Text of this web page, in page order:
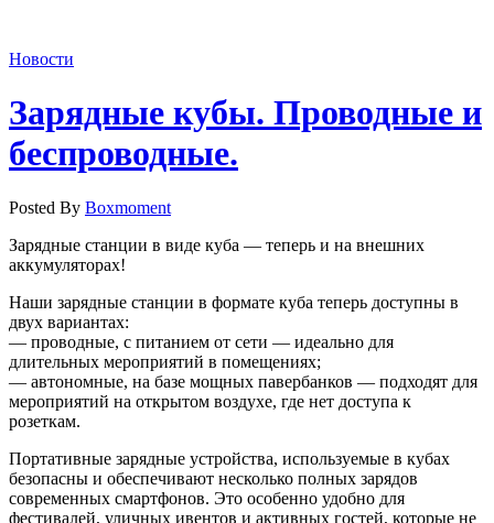
Новости
Зарядные кубы. Проводные и
беспроводные.
Posted By Boxmoment
Зарядные станции в виде куба — теперь и на внешних
аккумуляторах!
Наши зарядные станции в формате куба теперь доступны в
двух вариантах:
— проводные, с питанием от сети — идеально для
длительных мероприятий в помещениях;
— автономные, на базе мощных павербанков — подходят для
мероприятий на открытом воздухе, где нет доступа к
розеткам.
Портативные зарядные устройства, используемые в кубах
безопасны и обеспечивают несколько полных зарядов
современных смартфонов. Это особенно удобно для
фестивалей, уличных ивентов и активных гостей, которые не